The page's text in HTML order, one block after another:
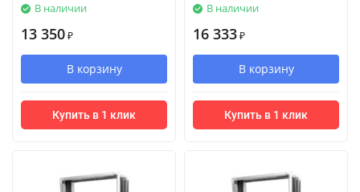
В наличии
13 350 ₽
В корзину
Купить в 1 клик
В наличии
16 333 ₽
В корзину
Купить в 1 клик